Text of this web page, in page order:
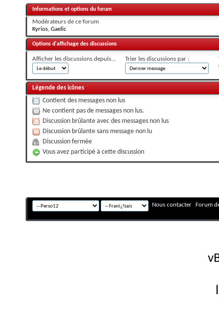
Informations et options du forum
Modérateurs de ce forum
Kyrios, Gaelic
Options d'affichage des discussions
Afficher les discussions depuis... Trier les discussions par :
Légende des icônes
Contient des messages non lus
Ne contient pas de messages non lus.
Discussion brûlante avec des messages non lus
Discussion brûlante sans message non lu
Discussion fermée
Vous avez participé à cette discussion
Nous contacter Forum